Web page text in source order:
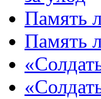
Память
Память